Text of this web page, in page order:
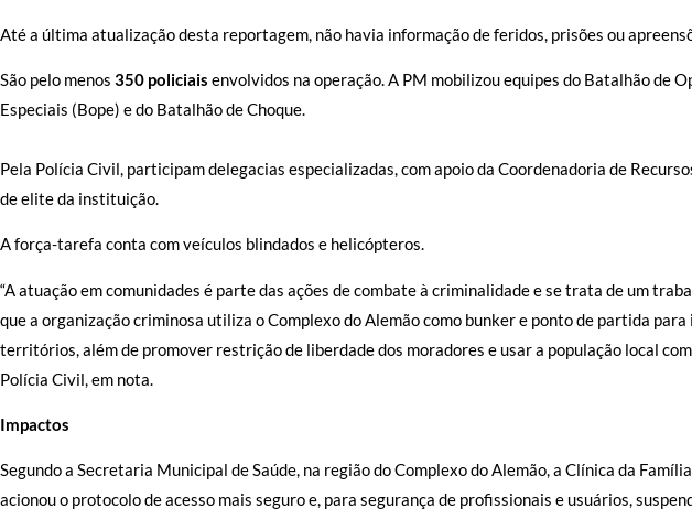
Até a última atualização desta reportagem, não havia informação de feridos, prisões ou
São pelo menos 350 policiais envolvidos na operação. A PM mobilizou equipes do Batalhão de
Especiais (Bope) e do Batalhão de Choque.
Pela Polícia Civil, participam delegacias especializadas, com apoio da Coordenadoria de
de elite da instituição.
A força-tarefa conta com veículos blindados e helicópteros.
“A atuação em comunidades é parte das ações de combate à criminalidade e se trata de um
que a organização criminosa utiliza o Complexo do Alemão como bunker e ponto de partida
territórios, além de promover restrição de liberdade dos moradores e usar a população local
Polícia Civil, em nota.
Impactos
Segundo a Secretaria Municipal de Saúde, na região do Complexo do Alemão, a Clínica da
acionou o protocolo de acesso mais seguro e, para segurança de profissionais e usuários,